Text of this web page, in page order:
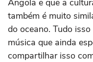
também é muito
do oceano. Tudo
música que ainda
compartilhar isso